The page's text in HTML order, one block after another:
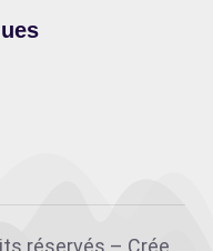
réservés – Crée